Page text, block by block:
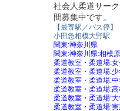
社会人柔道サー
間募集中です。
【最寄駅／バス停】
小田急相模大野駅
関東:神奈川県
関東:神奈川県:相模
柔道教室・柔道場:
柔道教室・柔道場:
柔道教室・柔道場:
柔道教室・柔道場:
柔道教室・柔道場:
柔道教室・柔道場: